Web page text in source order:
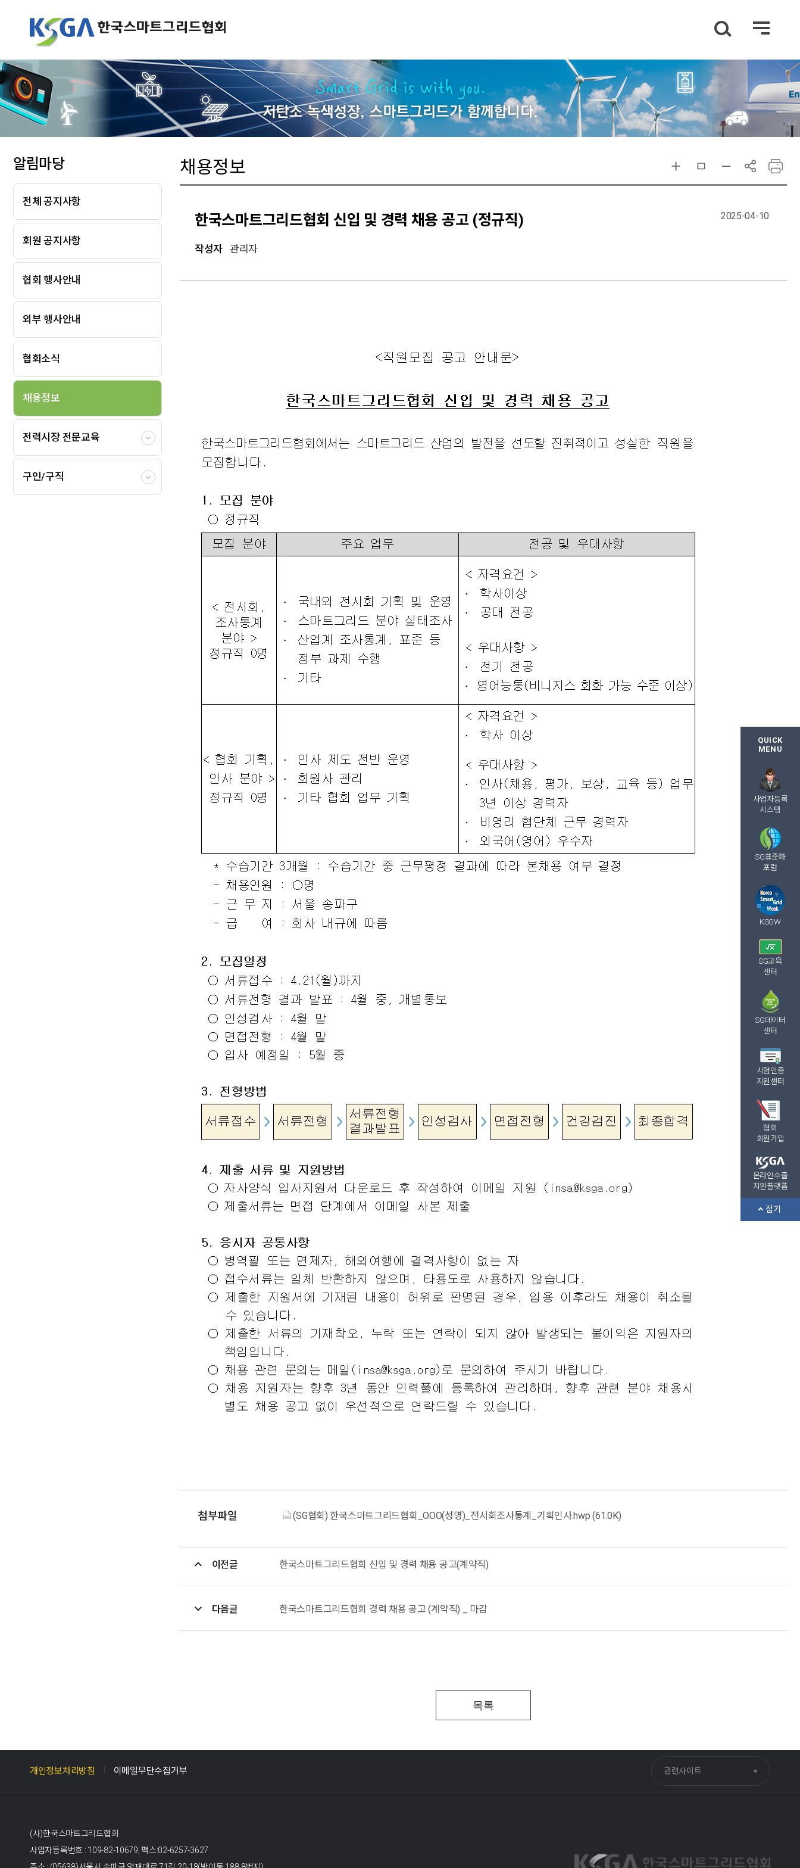
QUICK
MENU
사업자등록
시스템
SG표준화
포럼
KSGW
SG교육
센터
SG데이터
센터
시험인증
지원센터
협회
회원가입
온라인수출
지원플랫폼
접기
알림마당
전체 공지사항
회원 공지사항
협회 행사안내
외부 행사안내
협회소식
채용정보
전력시장 전문교육
구인/구직
채용정보
한국스마트그리드협회 신입 및 경력 채용 공고 (정규직)
작성자 관리자
2025-04-10
첨부파일 (SG협회) 한국스마트그리드협회_OOO(성명)_전시회조사통계_기획인사.hwp (61.0K)
이전글 한국스마트그리드협회 신입 및 경력 채용 공고(계약직)
다음글 한국스마트그리드협회 경력 채용 공고 (계약직) _ 마감
목록
개인정보처리방침 이메일무단수집거부 관련사이트
(사)한국스마트그리드협회
사업자등록번호 : 109-82-10679, 팩스:02-6257-3627